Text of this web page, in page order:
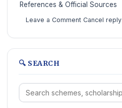
References & Official Sources
Leave a Comment Cancel reply
🔍 SEARCH